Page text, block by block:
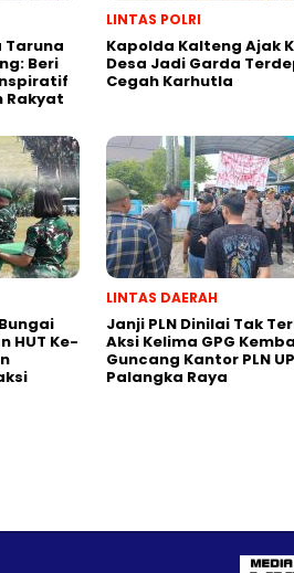
Taruna
Beri
Rakyat
LINTAS POLRI
Kapolda Kalteng Ajak
Desa Jadi Garda
Cegah Karhutla
HUT Ke-
LINTAS DAERAH
Janji PLN Dinilai Tak
Aksi Kelima GPG
Guncang Kantor PLN
Palangka Raya